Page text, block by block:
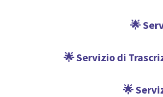
🌟
🌟 Servizio di
🌟